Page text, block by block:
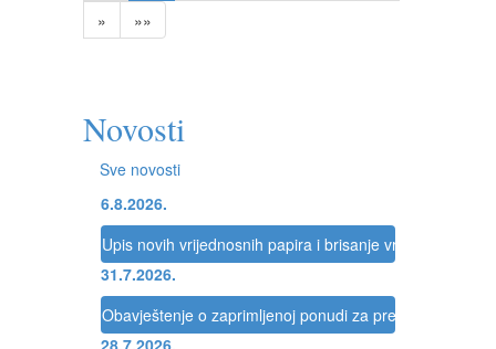
»
»»
Novosti
Sve novosti
6.8.2026.
Upis novih vrijednosnih papira i brisanje vrijednosnih
31.7.2026.
Obavještenje o zaprimljenoj ponudi za preuzimanje
28.7.2026.